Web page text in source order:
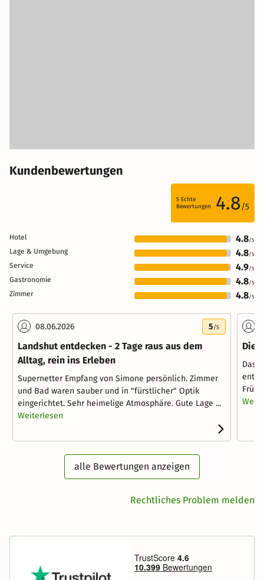
Kundenbewertungen
5 Echte
Bewertungen
4.8/5
Hotel 4.8/5
Lage & Umgebung 4.8/5
Service 4.9/5
Gastronomie 4.8/5
Zimmer 4.8/5
08.06.2026 5/5
Landshut entdecken - 2 Tage raus aus dem
Alltag, rein ins Erleben
Supernetter Empfang von Simone persönlich. Zimmer
und Bad waren sauber und in "fürstlicher" Optik
eingerichtet. Sehr heimelige Atmosphäre. Gute Lage ...
Weiterlesen
Die
Das
alle Bewertungen anzeigen
Rechtliches Problem melden